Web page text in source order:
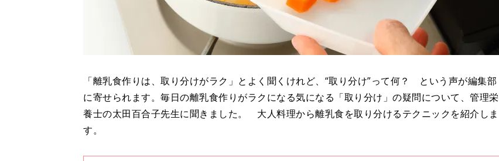
「離乳食作りは、取り分けがラク」とよく聞くけれど、“取り分け”って何？ という声が編集部
に寄せられます。毎日の離乳食作りがラクになる気になる「取り分け」の疑問について、管理栄
養士の太田百合子先生に聞きました。 大人料理から離乳食を取り分けるテクニックを紹介しま
す。